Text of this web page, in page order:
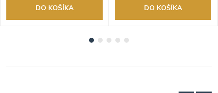
DO KOŠÍKA DO KOŠÍKA